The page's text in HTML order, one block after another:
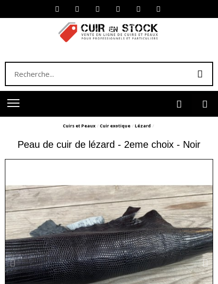
Cuirs et Peaux Cuir exotique Lézard
Peau de cuir de lézard - 2eme choix - Noir